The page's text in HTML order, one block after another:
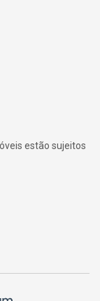
estão sujeitos